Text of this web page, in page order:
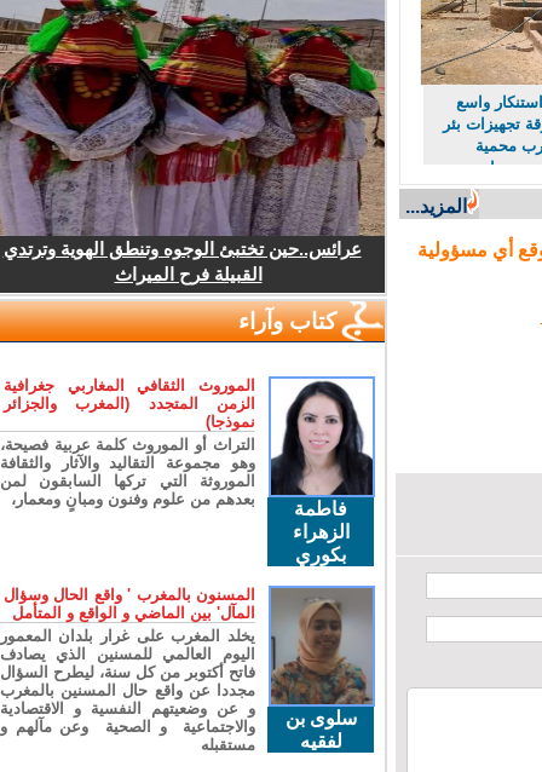
واسع
تجهيزات بئر
محمية
مورد حيوي
المزيد...
أي مسؤولية
عرائس..حين تختبئ الوجوه وتنطق الهوية وترتدي
القبيلة فرح الميراث
كتاب وآراء
فاطمة
الزهراء
بكوري
الموروث الثقافي المغاربي جغرافية
الزمن المتجدد (المغرب والجزائر
نموذجا)
التراث أو الموروث كلمة عربية فصيحة،
وهو مجموعة التقاليد والآثار والثقافة
الموروثة التي تركها السابقون لمن
بعدهم من علوم وفنون ومبانٍ ومعمار،
سلوى بن
لفقيه
المسنون بالمغرب ' واقع الحال وسؤال
المآل' بين الماضي و الواقع و المتأمل
يخلد المغرب على غرار بلدان المعمور
اليوم العالمي للمسنين الذي يصادف
فاتح أكتوبر من كل سنة، ليطرح السؤال
مجددا عن واقع حال المسنين بالمغرب
و عن وضعيتهم النفسية و الاقتصادية
والاجتماعية و الصحية وعن مآلهم و
مستقبله